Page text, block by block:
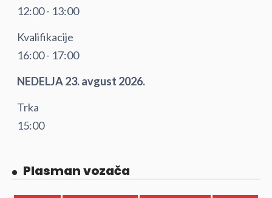
12:00 - 13:00
Kvalifikacije
16:00 - 17:00
NEDELJA 23. avgust 2026.
Trka
15:00
Plasman vozača